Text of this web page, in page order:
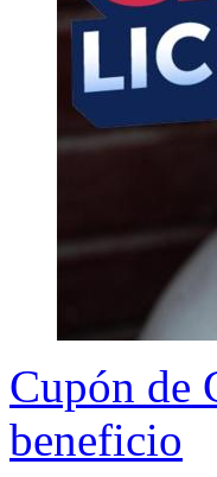
Cupón de
beneficio